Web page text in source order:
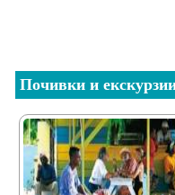
Почивки и